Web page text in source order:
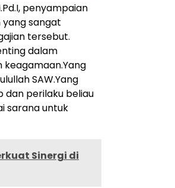
penyampaian
sangat
tersebut.
dalam
keagamaan.Yang
SAW.Yang
dan perilaku beliau
sarana untuk
Sinergi di